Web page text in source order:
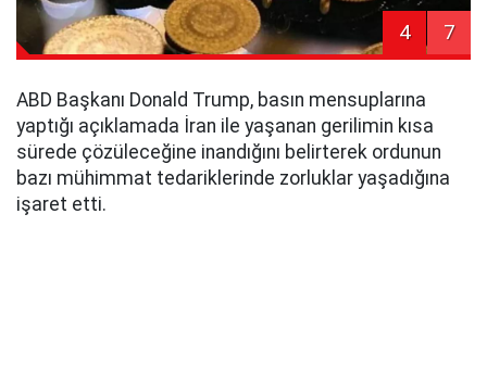
4 7
ABD Başkanı Donald Trump, basın mensuplarına
yaptığı açıklamada İran ile yaşanan gerilimin kısa
sürede çözüleceğine inandığını belirterek ordunun
bazı mühimmat tedariklerinde zorluklar yaşadığına
işaret etti.